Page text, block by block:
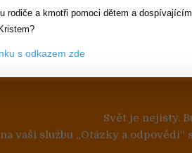
rodiče a kmotři pomoci dětem a
s odkazem zde
pro příspěvek
Svět je nejistý.
vaši službu „Otázky a odpovědi“